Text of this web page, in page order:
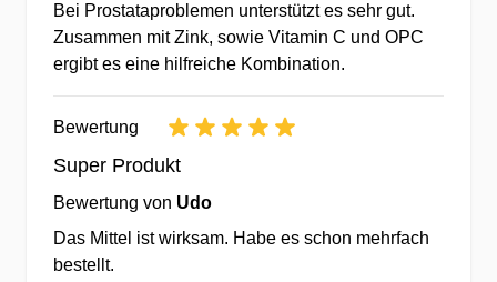
✔Gemeinsam besser - wir prämieren Ihr
Feedback zu jedem Produkt.
Bestellung bei uns.
✔Interessante Rabatte & Staffelpreise -
Sparen durch Köpfchen.
✔Günstige Preise & Eigenmarken durch
Bei Prostataproblemen unterstützt es sehr gut.
Zusammen mit Zink, sowie Vitamin C und OPC
ergibt es eine hilfreiche Kombination.
Bewertung
Super Produkt
Bewertung von Udo
Das Mittel ist wirksam. Habe es schon mehrfach
bestellt.